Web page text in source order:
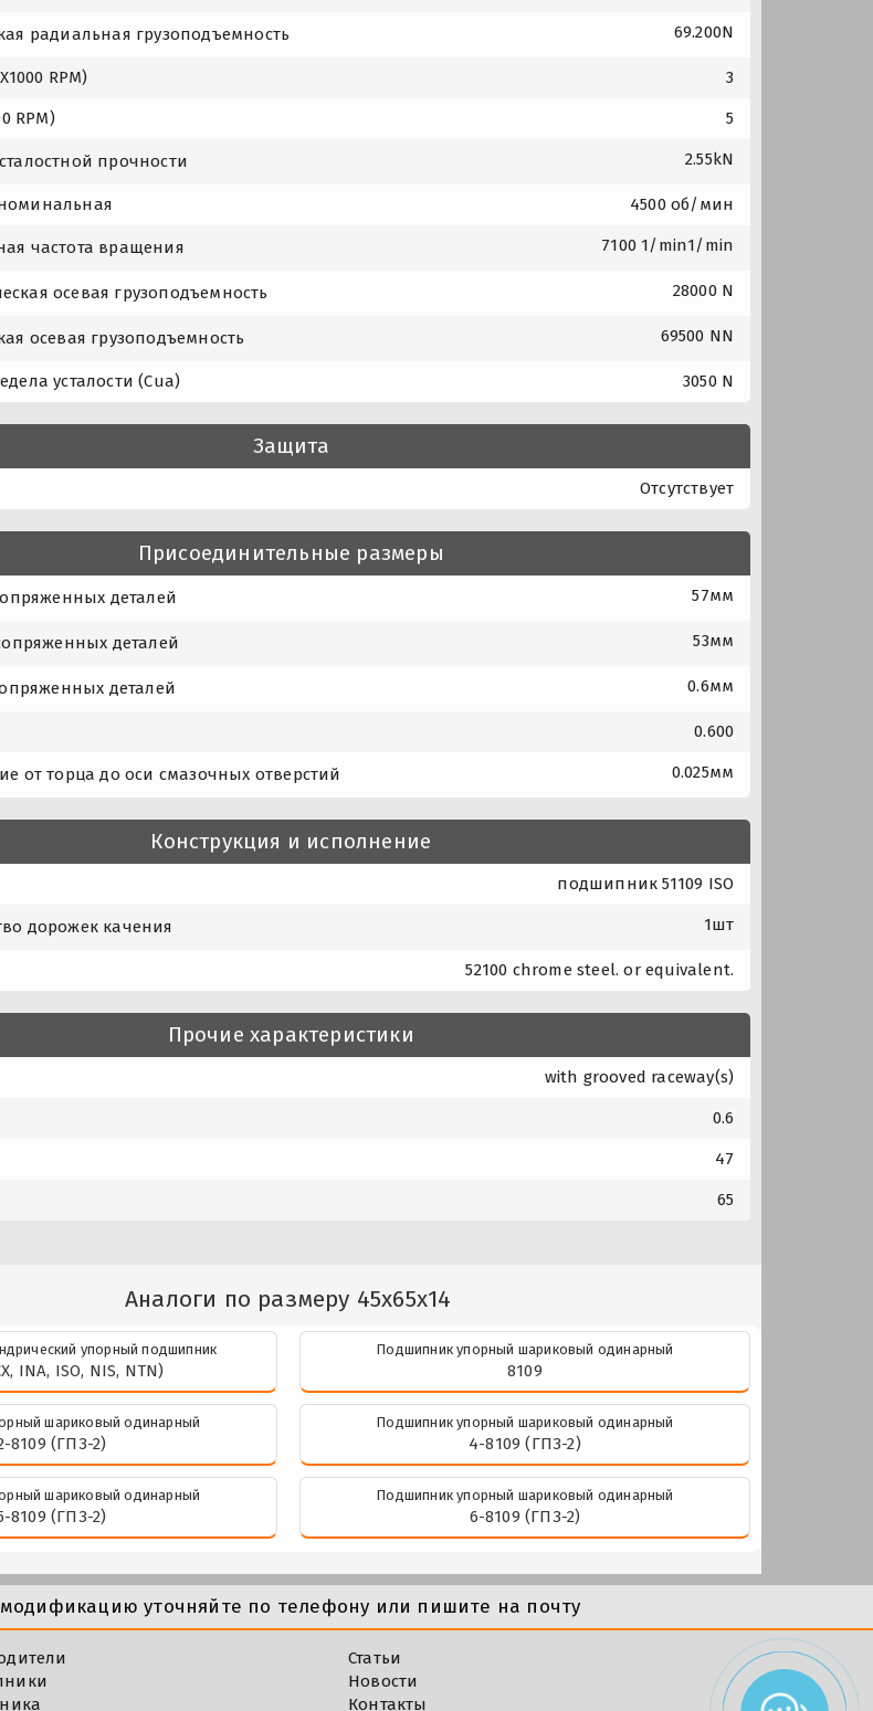
радиальная грузоподъемность 69.200N
RPM) 3
RPM) 5
прочности 2.55kN
4500 об/мин
частота вращения 7100 1/min1/min
осевая грузоподъемность 28000 N
осевая грузоподъемность 69500 NN
усталости (Cua) 3050 N
Защита
Отсутствует
Присоединительные размеры
деталей 57мм
деталей 53мм
деталей 0.6мм
0.600
от торца до оси смазочных отверстий 0.025мм
Конструкция и исполнение
подшипник 51109 ISO
дорожек качения 1шт
52100 chrome steel. or equivalent.
Прочие характеристики
with grooved raceway(s)
0.6
47
65
Аналоги по размеру 45x65x14
упорный подшипник
INA, ISO, NIS, NTN)
Подшипник упорный шариковый одинарный
8109
шариковый одинарный
8109 (ГПЗ-2)
Подшипник упорный шариковый одинарный
4-8109 (ГПЗ-2)
шариковый одинарный
8109 (ГПЗ-2)
Подшипник упорный шариковый одинарный
6-8109 (ГПЗ-2)
уточняйте по телефону или пишите на почту
Статьи
Новости
Контакты